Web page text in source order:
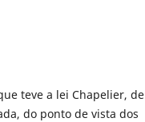
teve a lei Chapelier, de
do ponto de vista dos